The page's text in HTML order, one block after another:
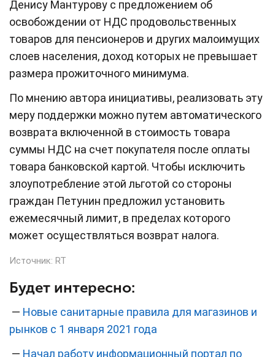
Денису Мантурову с предложением об
освобождении от НДС продовольственных
товаров для пенсионеров и других малоимущих
слоев населения, доход которых не превышает
размера прожиточного минимума.
По мнению автора инициативы, реализовать эту
меру поддержки можно путем автоматического
возврата включенной в стоимость товара
суммы НДС на счет покупателя после оплаты
товара банковской картой. Чтобы исключить
злоупотребление этой льготой со стороны
граждан Петунин предложил установить
ежемесячный лимит, в пределах которого
может осуществляться возврат налога.
Источник: RT
Будет интересно:
— Новые санитарные правила для магазинов и
рынков с 1 января 2021 года
— Начал работу информационный портал по